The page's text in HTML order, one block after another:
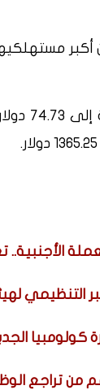
التنظيمي
كولومبيا